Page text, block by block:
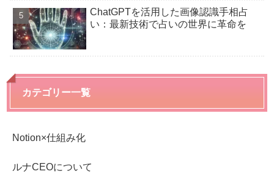
ChatGPTを活用した画像認識手相占
い：最新技術で占いの世界に革命を
カテゴリー一覧
Notion×仕組み化
ルナCEOについて